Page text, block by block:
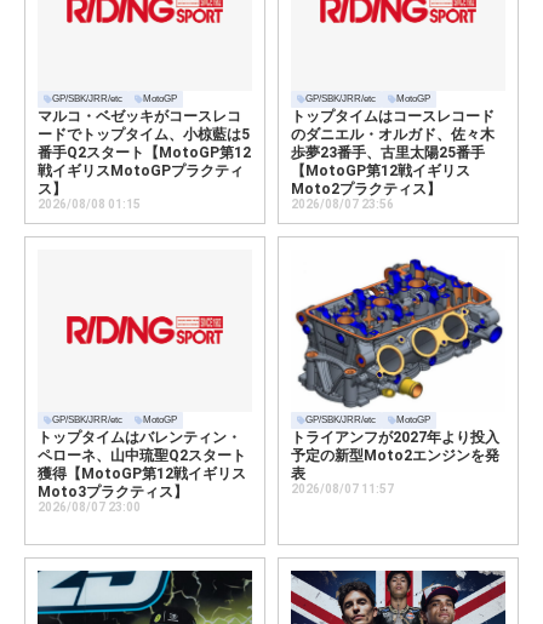
GP/SBK/JRR/etc MotoGP
マルコ・ベゼッキがコースレコ
ードでトップタイム、小椋藍は5
番手Q2スタート【MotoGP第12
戦イギリスMotoGPプラクティ
ス】
2026/08/08 01:15
GP/SBK/JRR/etc MotoGP
トップタイムはコースレコード
のダニエル・オルガド、佐々木
歩夢23番手、古里太陽25番手
【MotoGP第12戦イギリス
Moto2プラクティス】
2026/08/07 23:56
GP/SBK/JRR/etc MotoGP
トップタイムはバレンティン・
ペローネ、山中琉聖Q2スタート
獲得【MotoGP第12戦イギリス
Moto3プラクティス】
2026/08/07 23:00
GP/SBK/JRR/etc MotoGP
トライアンフが2027年より投入
予定の新型Moto2エンジンを発
表
2026/08/07 11:57